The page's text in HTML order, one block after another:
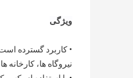
ویژگی
• کاربرد گسترده
نیروگاه ها،